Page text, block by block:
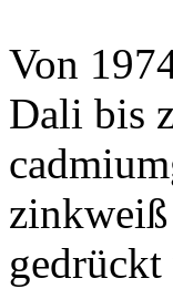
Von
Dali bis